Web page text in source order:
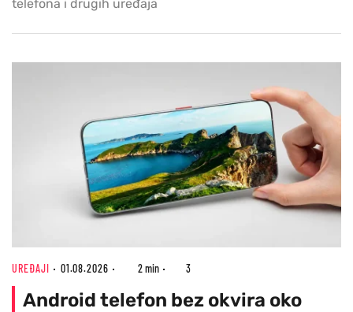
telefona i drugih uređaja
UREĐAJI 01.08.2026 2 min 3
Android telefon bez okvira oko